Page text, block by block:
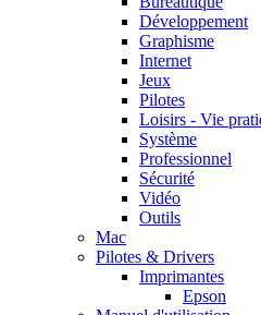
Développement
Graphisme
Internet
Jeux
Pilotes
Loisirs - Vie
Système
Professionnel
Sécurité
Vidéo
Outils
Mac
Pilotes & Drivers
Imprimantes
Epson